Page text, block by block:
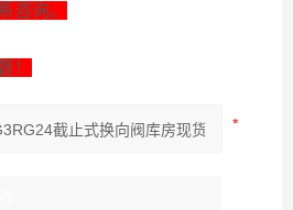
咨询。
！